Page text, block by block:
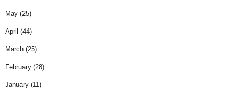
May (25)
April (44)
March (25)
February (28)
January (11)